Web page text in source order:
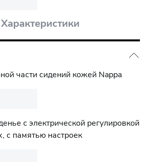
Характеристики
части сидений кожей Nappa
с электрической регулировкой
с памятью настроек